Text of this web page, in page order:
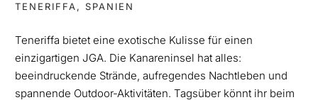
TENERIFFA, SPANIEN
Teneriffa bietet eine exotische Kulisse für einen
einzigartigen JGA. Die Kanareninsel hat alles:
beeindruckende Strände, aufregendes Nachtleben und
spannende Outdoor-Aktivitäten. Tagsüber könnt ihr beim